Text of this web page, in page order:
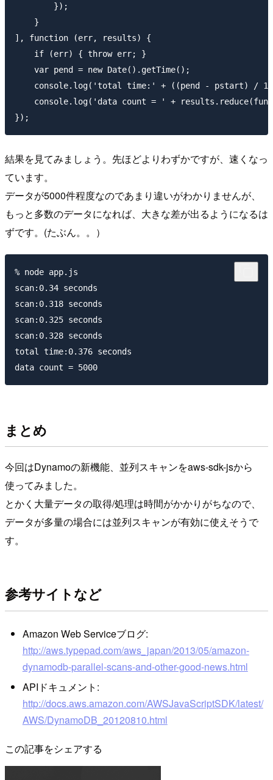
        });
    }
], function (err, results) {
    if (err) { throw err; }
    var pend = new Date().getTime();
console.log('total time:' + ((pend - pstart) /
console.log('data count = ' +
結果を見てみましょう。先ほどよりわずかですが、速くなっ
ています。
データが5000件程度なのであまり違いがわかりませんが、
もっと多数のデータになれば、大きな差が出るようになるは
ずです。(たぶん。。）
% node app.js
scan:0.34 seconds
scan:0.318 seconds
scan:0.325 seconds
scan:0.328 seconds
total time:0.376 seconds
まとめ
今回はDynamoの新機能、並列スキャンをaws-sdk-jsから
使ってみました。
とかく大量データの取得/処理は時間がかかりがちなので、
データが多量の場合には並列スキャンが有効に使えそうで
す。
参考サイトなど
Amazon Web Serviceブログ:
http://aws.typepad.com/aws_japan/2013/05/amazon-
dynamodb-parallel-scans-and-other-good-news.html
APIドキュメント:
http://docs.aws.amazon.com/AWSJavaScriptSDK/latest/
AWS/DynamoDB_20120810.html
この記事をシェアする